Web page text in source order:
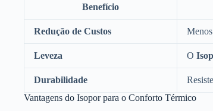
Benefício
Redução de Custos
Leveza O
Durabilidade
Vantagens do Isopor para o Conforto Térmico